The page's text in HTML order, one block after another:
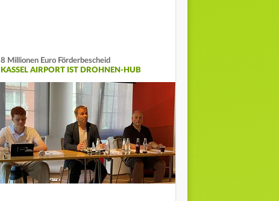
8 Millionen Euro Förderbescheid
KASSEL AIRPORT IST DROHNEN-HUB